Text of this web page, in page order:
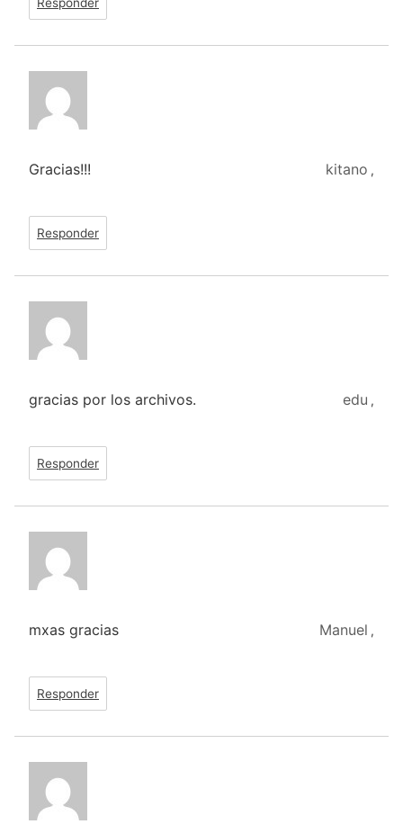
kitano ,
Gracias!!!
Responder
edu ,
gracias por los archivos.
Responder
Manuel ,
mxas gracias
Responder